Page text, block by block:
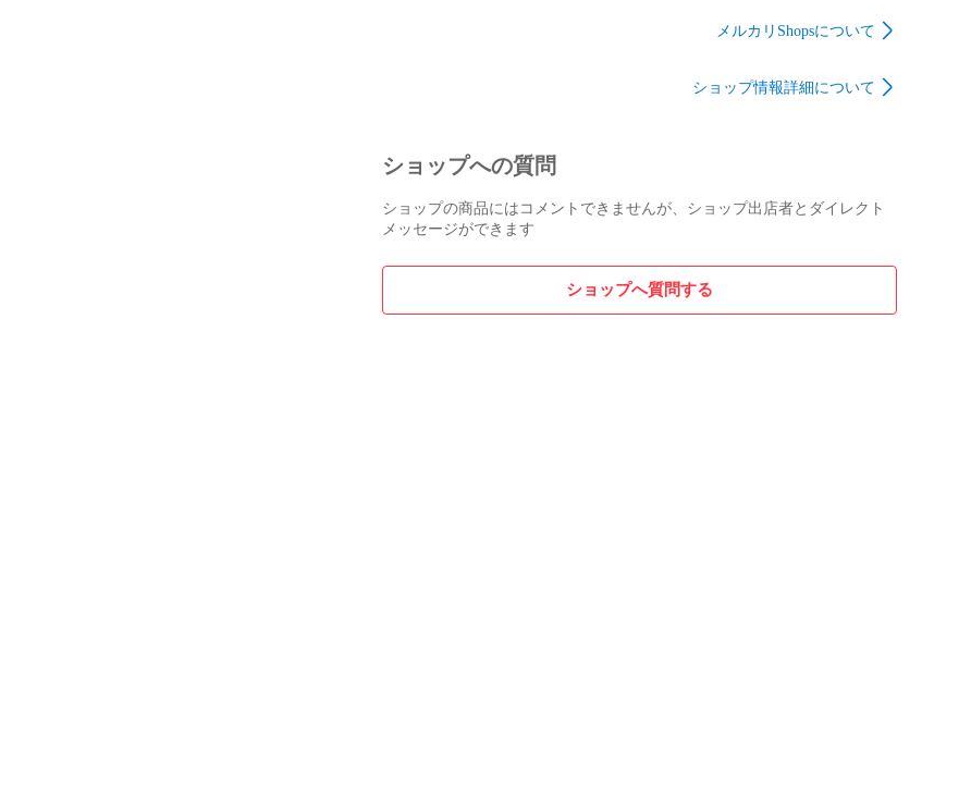
メルカリShopsについて
ショップ情報詳細について
ショップへの質問
ショップの商品にはコメントできませんが、ショップ出店者とダイレクト
メッセージができます
ショップへ質問する